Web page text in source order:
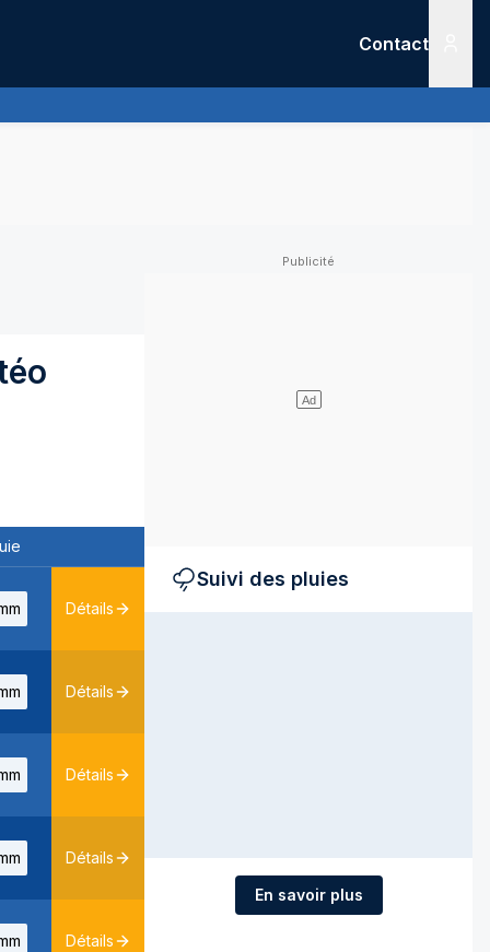
Contact
Détails
Détails
Détails
Détails
Détails
Suivi des pluies
En savoir plus